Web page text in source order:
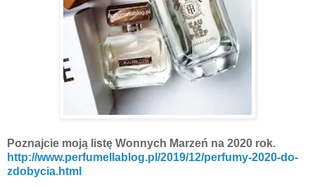
Poznajcie moją listę Wonnych Marzeń na 2020 rok.
http://www.perfumellablog.pl/2019/12/perfumy-2020-do-
zdobycia.html